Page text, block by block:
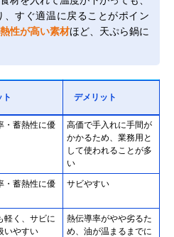
すぐ適温に戻ることがポイン
性が高い素材ほど、天ぷら鍋に
ト デメリット
・蓄熱性に優
高価で手入れに手間が
かかるため、業務用と
して使われることが多
い
・蓄熱性に優
サビやすい
軽く、サビに
いやすい
熱伝導率がやや劣るた
め、油が温まるまでに